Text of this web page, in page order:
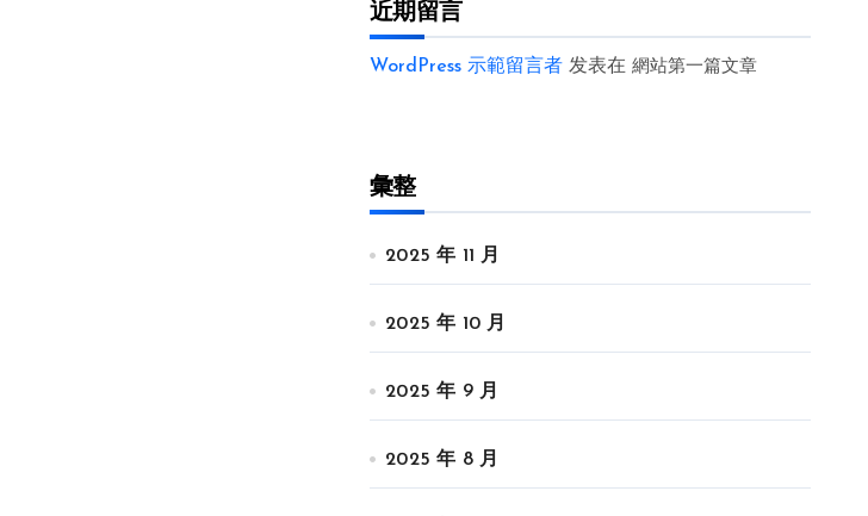
近期留言
WordPress 示範留言者 发表在 網站第一篇文章
彙整
2025 年 11 月
2025 年 10 月
2025 年 9 月
2025 年 8 月